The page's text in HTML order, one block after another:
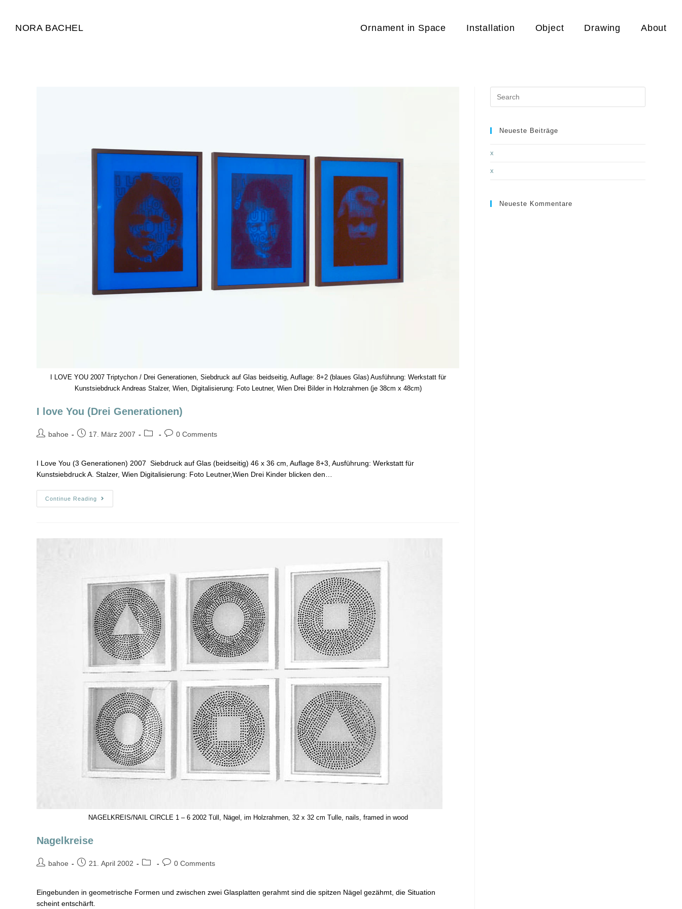
NORA BACHEL Ornament in Space Installation Object Drawing About
I LOVE YOU 2007 Triptychon / Drei Generationen, Siebdruck auf Glas beidseitig, Auflage: 8+2 (blaues Glas) Ausführung: Werkstatt für
Kunstsiebdruck Andreas Stalzer, Wien, Digitalisierung: Foto Leutner, Wien Drei Bilder in Holzrahmen (je 38cm x 48cm)
I love You (Drei Generationen)
bahoe 17. März 2007 0 Comments
I Love You (3 Generationen) 2007 Siebdruck auf Glas (beidseitig) 46 x 36 cm, Auflage 8+3, Ausführung: Werkstatt für
Kunstsiebdruck A. Stalzer, Wien Digitalisierung: Foto Leutner,Wien Drei Kinder blicken den…
Continue Reading
NAGELKREIS/NAIL CIRCLE 1 – 6 2002 Tüll, Nägel, im Holzrahmen, 32 x 32 cm Tulle, nails, framed in wood
Nagelkreise
bahoe 21. April 2002 0 Comments
Eingebunden in geometrische Formen und zwischen zwei Glasplatten gerahmt sind die spitzen Nägel gezähmt, die Situation
scheint entschärft.
Neueste Beiträge
x
x
Neueste Kommentare